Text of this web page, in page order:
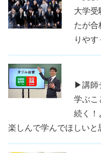
大学受
たが合
りやす
▶講師
学ぶ
続く！
楽しんで学んでほしいと